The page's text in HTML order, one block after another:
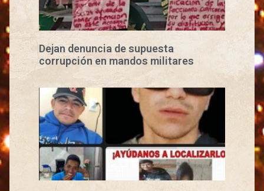
Dejan denuncia de supuesta
corrupción en mandos militares